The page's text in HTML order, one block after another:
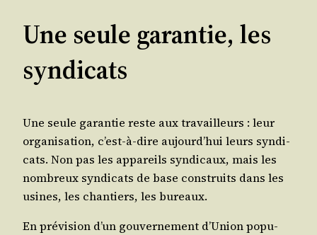
Une seule garantie, les
syndicats
Une seule garan­tie reste aux tra­vailleurs : leur
orga­ni­sa­tion, c’est-à-dire aujourd’hui leurs syn­di­
cats. Non pas les appa­reils syn­di­caux, mais les
nom­breux syn­di­cats de base construits dans les
usines, les chan­tiers, les bureaux.
En pré­vi­sion d’un gou­ver­ne­ment d’Union popu­